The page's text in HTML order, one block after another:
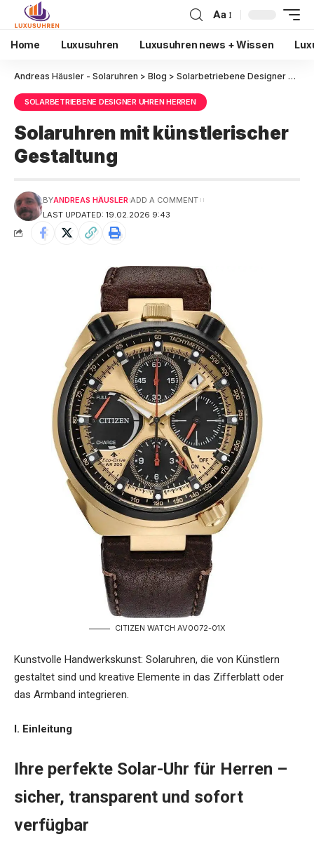
Aa
Home Luxusuhren Luxusuhren news + Wissen
Andreas Häusler - Solaruhren > Blog > Solarbetriebene Designer Uhren Herren
SOLARBETRIEBENE DESIGNER UHREN HERREN
Solaruhren mit künstlerischer
Gestaltung
LAST UPDATED: 19.02.2026 9:43
BYANDREAS HÄUSLER ADD A COMMENT
CITIZEN WATCH AV0072-01X
Kunstvolle Handwerkskunst: Solaruhren, die von Künstlern
gestaltet sind und kreative Elemente in das Zifferblatt oder
das Armband integrieren.
I. Einleitung
Ihre perfekte Solar-Uhr für Herren –
sicher, transparent und sofort
verfügbar